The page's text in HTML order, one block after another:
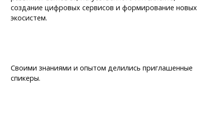
создание цифровых сервисов и формирование новых
экосистем.
Своими знаниями и опытом делились приглашенные
спикеры.